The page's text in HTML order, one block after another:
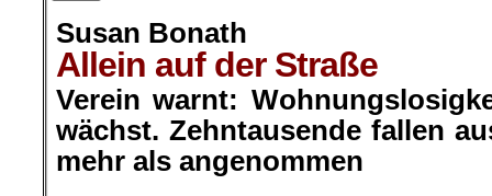
Susan Bonath
Allein auf der Straße
Verein warnt:
wächst. Zehntausende fallen
mehr als angenommen